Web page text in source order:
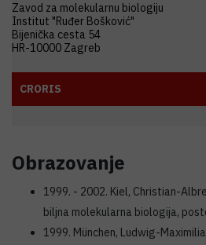
Zavod za molekularnu biologiju
Institut "Ruđer Bošković"
Bijenička cesta 54
HR-10000 Zagreb
CRORIS
Obrazovanje
1999. - 2002. Kiel, Christian-
biljna molekularna biologija,
1999. München, Ludwig-